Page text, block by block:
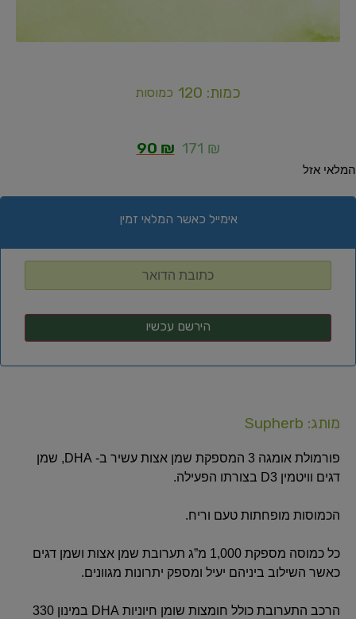
כמות: 120 כמוסות
171 ₪
90 ₪
המלאי אזל
אימייל כאשר המלאי זמין
מותג: Supherb
פורמולת אומגה 3 המספקת שמן אצות עשיר ב- DHA, שמן
דגים וויטמין D3 בצורתו הפעילה.
הכמוסות מופחתות טעם וריח.
כל כמוסה מספקת 1,000 מ”ג תערובת שמן אצות ושמן דגים
כאשר השילוב ביניהם יעיל ומספק יתרונות מגוונים.
הרכב התערובת כולל חומצות שומן חיוניות DHA במינון 330